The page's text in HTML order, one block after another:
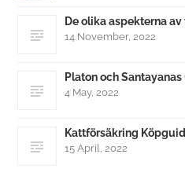
De olika aspekterna
14 November, 2022
Platon och
4 May, 2022
Kattförsäkring
15 April, 2022